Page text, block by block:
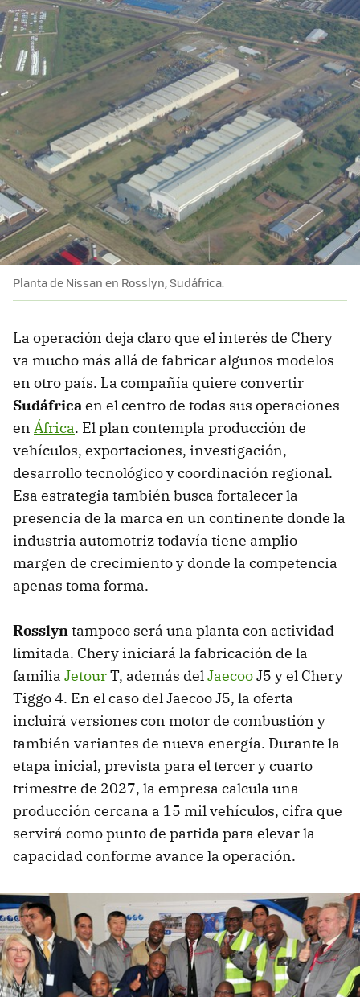
Planta de Nissan en Rosslyn, Sudáfrica.
La operación deja claro que el interés de Chery
va mucho más allá de fabricar algunos modelos
en otro país. La compañía quiere convertir
Sudáfricaen el centro de todas sus operaciones
en África. El plan contempla producción de
vehículos, exportaciones, investigación,
desarrollo tecnológico y coordinación regional.
Esa estrategia también busca fortalecer la
presencia de la marca en un continente donde la
industria automotriz todavía tiene amplio
margen de crecimiento y donde la competencia
apenas toma forma.
Rosslyntampoco será una planta con actividad
limitada. Chery iniciará la fabricación de la
familia JetourT, además delJaecooJ5 y el Chery
Tiggo 4. En el caso del Jaecoo J5, la oferta
incluirá versiones con motor de combustión y
también variantes de nueva energía. Durante la
etapa inicial, prevista para el tercer y cuarto
trimestre de 2027, la empresa calcula una
producción cercana a 15 mil vehículos, cifra que
servirá como punto de partida para elevar la
capacidad conforme avance la operación.